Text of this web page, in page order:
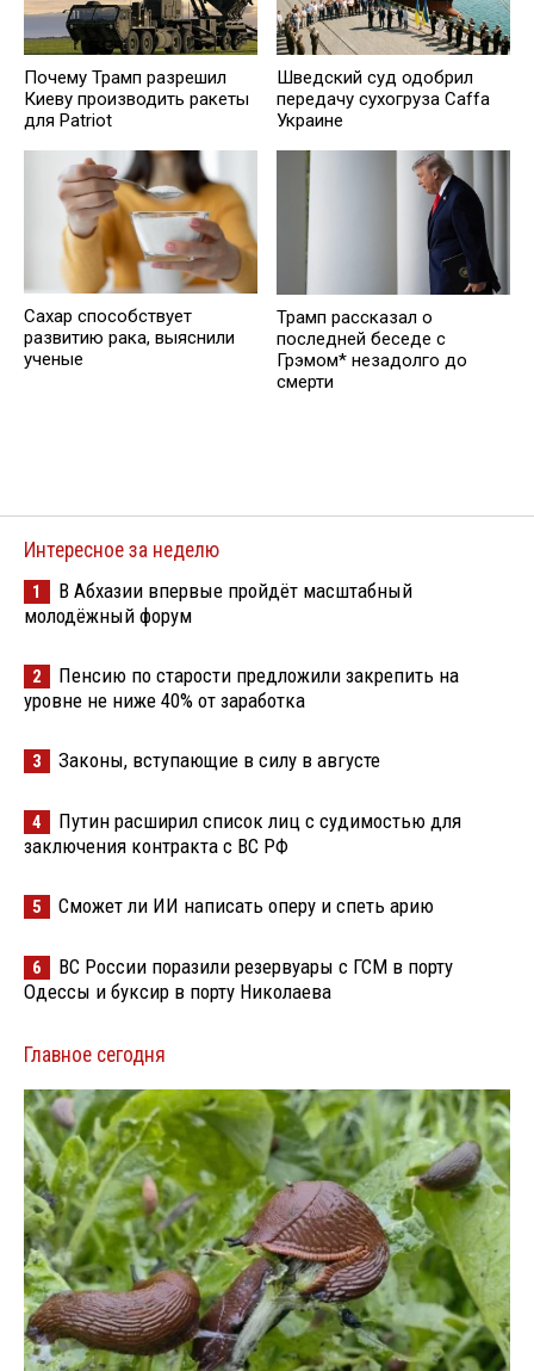
Почему Трамп разрешил
Киеву производить ракеты
для Patriot
Шведский суд одобрил
передачу сухогруза Caffa
Украине
Сахар cпособствует
развитию рака, выяснили
ученые
Трамп рассказал о
последней беседе с
Грэмом* незадолго до
смерти
Интересное за неделю
1
В Абхазии впервые пройдёт масштабный
молодёжный форум
2
Пенсию по старости предложили закрепить на
уровне не ниже 40% от заработка
3 Законы, вступающие в силу в августе
4
Путин расширил список лиц с судимостью для
заключения контракта с ВС РФ
5 Сможет ли ИИ написать оперу и спеть арию
6
ВС России поразили резервуары с ГСМ в порту
Одессы и буксир в порту Николаева
Главное сегодня